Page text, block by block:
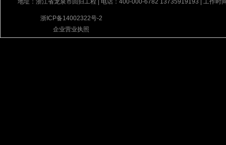
地址：浙江省龙泉市回归工程 | 电话：400-000-6782 13735919193 | 工作时
浙ICP备14002322号-2
企业营业执照